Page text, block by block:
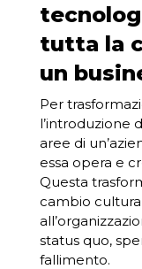
tutta la
un
Per
l’introduzione
aree di
essa opera e
Questa
cambio
status quo,
fallimento.